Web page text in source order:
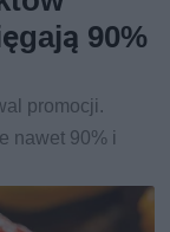
90%
promocji.
nawet 90% i